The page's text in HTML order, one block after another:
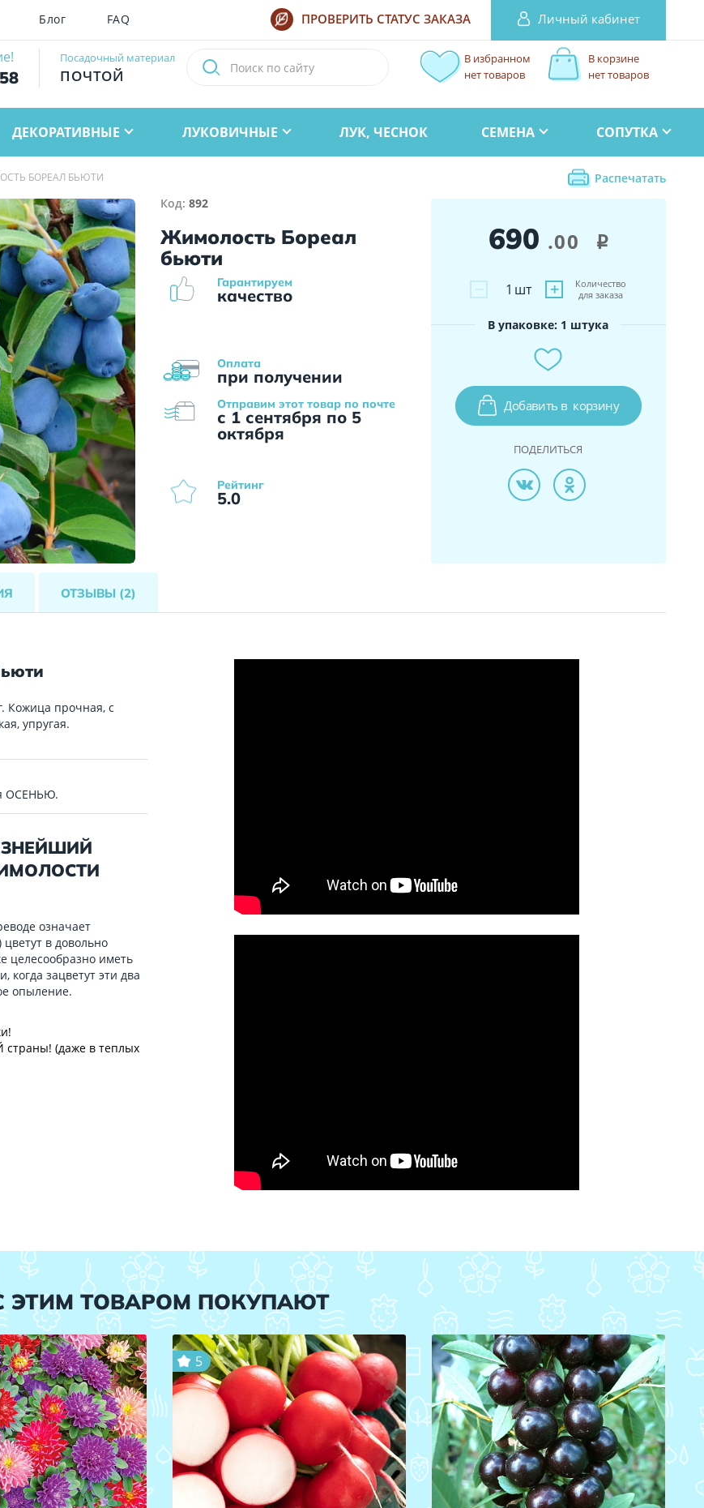
Блог FAQ ПРОВЕРИТЬ СТАТУС ЗАКАЗА Личный кабинет
Посадочный материал
ПОЧТОЙ
В корзине
нет товаров
В избранном
нет товаров
ДЕКОРАТИВНЫЕ ЛУКОВИЧНЫЕ ЛУК, ЧЕСНОК СЕМЕНА СОПУТКА
БОРЕАЛ БЬЮТИ
Распечатать
Код: 892
Жимолость Бореал
бьюти
Оплата
при получении
Гарантируем
качество
Отправим этот товар по почте
с 1 сентября по 5
октября
Рейтинг
5.0
690 .00 i
− +
1 шт
Количество
для заказа
В упаковке: 1 штука
Добавить в корзину
ПОДЕЛИТЬСЯ
ОТЗЫВЫ (2)
Кожица прочная, с
упругая.
ОСЕНЬЮ.
означает
в довольно
целесообразно иметь
когда зацветут эти два
опыление.
страны! (даже в теплых
ЭТИМ ТОВАРОМ ПОКУПАЮТ
5